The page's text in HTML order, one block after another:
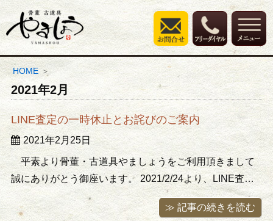
HOME
2021年2月
LINE査定の一時休止とお詫びのご案内
2021年2月25日
平素より骨董・古道具やましょうをご利用頂きまして
誠にありがとう御座います。 2021/2/24より、LINE査定
が不具合により確認、お返信出来ない状況となっており
ます。 査定のご依頼、ご連絡頂きましたお客様にはご迷
≫ 記事の続きを読む